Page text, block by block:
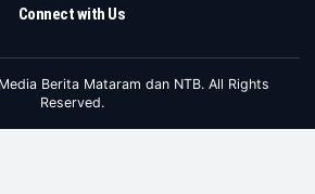
Connect with Us
Berita Mataram dan NTB. All Rights
Reserved.